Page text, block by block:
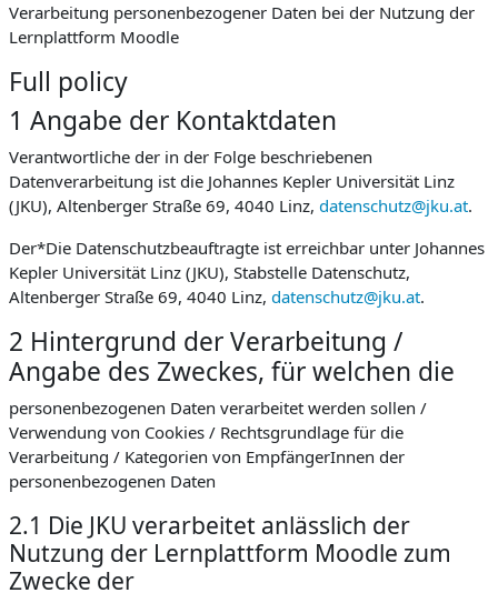
Verarbeitung personenbezogener Daten bei der Nutzung der
Lernplattform Moodle
Full policy
1 Angabe der Kontaktdaten
Verantwortliche der in der Folge beschriebenen
Datenverarbeitung ist die Johannes Kepler Universität Linz
(JKU), Altenberger Straße 69, 4040 Linz, datenschutz@jku.at.
Der*Die Datenschutzbeauftragte ist erreichbar unter Johannes
Kepler Universität Linz (JKU), Stabstelle Datenschutz,
Altenberger Straße 69, 4040 Linz, datenschutz@jku.at.
2 Hintergrund der Verarbeitung /
Angabe des Zweckes, für welchen die
personenbezogenen Daten verarbeitet werden sollen /
Verwendung von Cookies / Rechtsgrundlage für die
Verarbeitung / Kategorien von EmpfängerInnen der
personenbezogenen Daten
2.1 Die JKU verarbeitet anlässlich der
Nutzung der Lernplattform Moodle zum
Zwecke der